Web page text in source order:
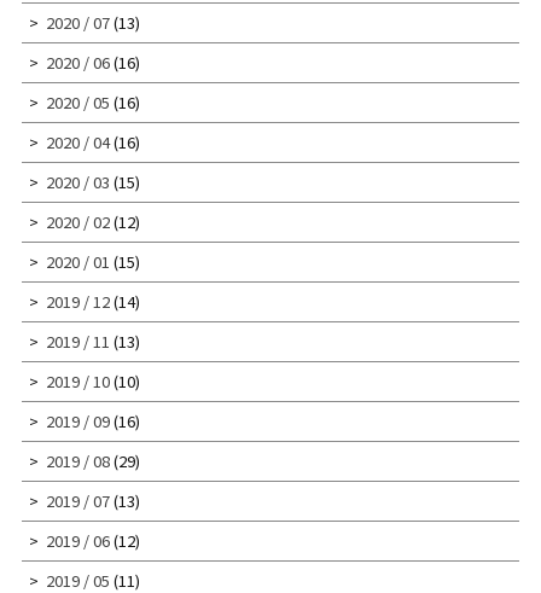
2020 / 07(13)
2020 / 06(16)
2020 / 05 (16)
2020 / 04(16)
2020 / 03 (15)
2020 / 02(12)
2020 / 01 (15)
2019 / 12(14)
2019 / 11 (13)
2019 / 10(10)
2019 / 09(16)
2019 / 08(29)
2019 / 07(13)
2019 / 06(12)
2019 / 05 (11)